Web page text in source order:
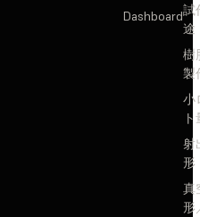
Dashboard試
途
樹
製
小
射
形
真
形